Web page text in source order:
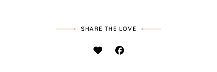
SHARE THE LOVE